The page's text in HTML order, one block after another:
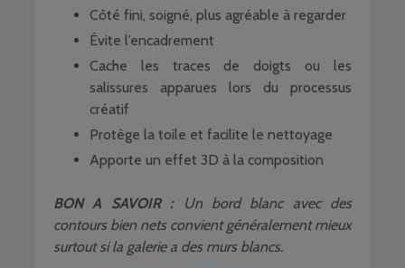
Côté fini, soigné, plus agréable à regarder
Évite l’encadrement
Cache les traces de doigts ou les
salissures apparues lors du processus
créatif
Protège la toile et facilite le nettoyage
Apporte un effet 3D à la composition
BON A SAVOIR :Un bord blanc avec des
contours bien nets convient généralement mieux
surtout si la galerie a des murs blancs.